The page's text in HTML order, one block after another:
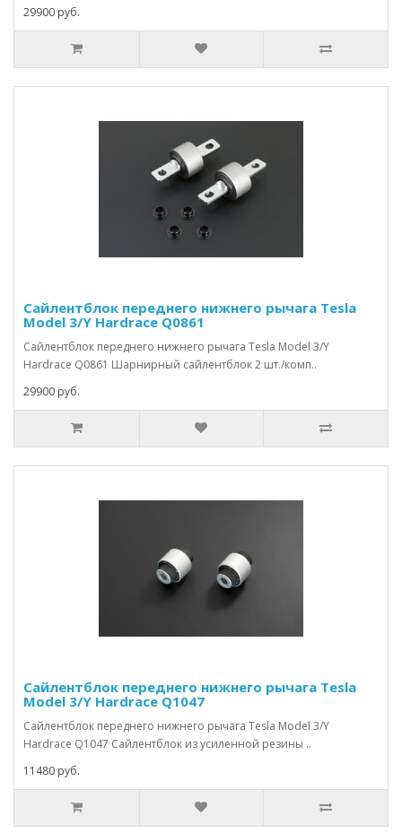
29900 руб.
Сайлентблок переднего нижнего рычага Tesla
Model 3/Y Hardrace Q0861
Сайлентблок переднего нижнего рычага Tesla Model 3/Y
Hardrace Q0861 Шарнирный сайлентблок 2 шт./комп..
29900 руб.
Сайлентблок переднего нижнего рычага Tesla
Model 3/Y Hardrace Q1047
Сайлентблок переднего нижнего рычага Tesla Model 3/Y
Hardrace Q1047 Сайлентблок из усиленной резины ..
11480 руб.